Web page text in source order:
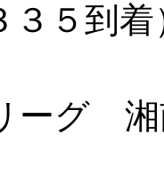
３５
ーグ 湘